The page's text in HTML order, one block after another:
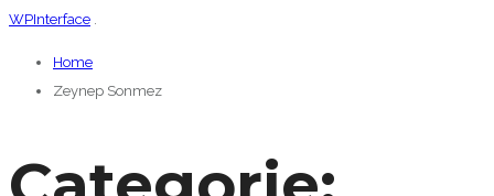
WPInterface
Home
Zeynep Sonmez